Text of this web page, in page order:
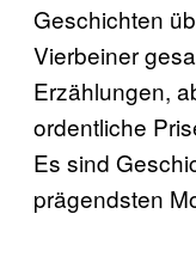
Geschichten
Vierbeiner
Erzählungen,
ordentliche
Es sind
prägendsten